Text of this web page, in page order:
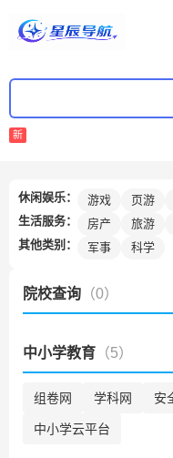
新
休闲娱乐： 游戏 页游
生活服务：
房产 旅游
其他类别：
军事 科学
院校查询 （0）
中小学教育 （5）
组卷网 学科网 安
中小学云平台